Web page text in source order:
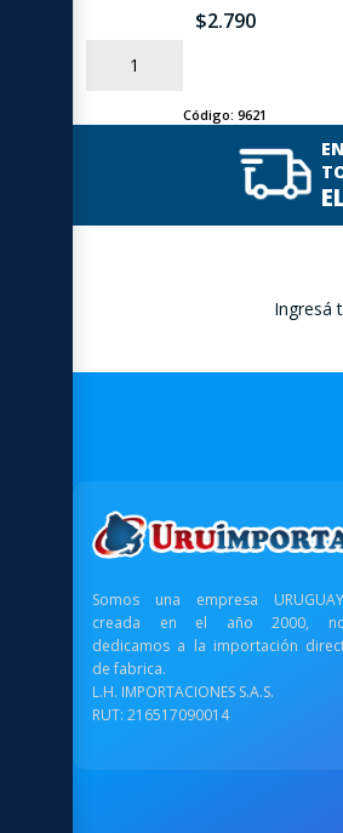
$2.790
AÑADIR
Código:9621
Ingresá
Somos una empresa
creada en el año 2000,
dedicamos a la importación
de fabrica.
L.H. IMPORTACIONES S.A.S.
RUT: 216517090014